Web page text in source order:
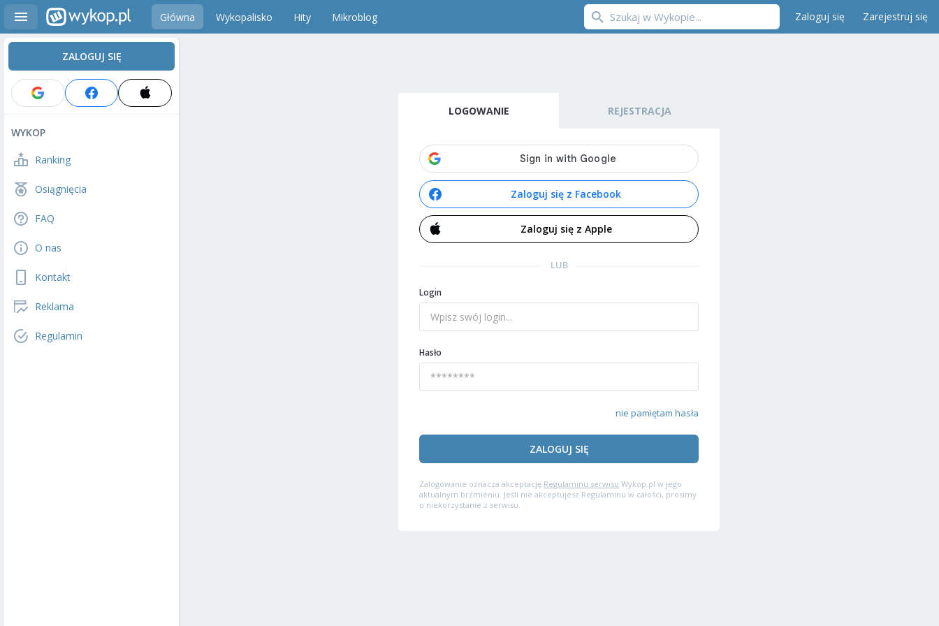
Główna Wykopalisko Hity Mikroblog Zaloguj się Zarejestruj się
ZALOGUJ SIĘ
WYKOP
Ranking
Osiągnięcia
FAQ
O nas
Kontakt
Reklama
Regulamin
LOGOWANIE REJESTRACJA
Zaloguj się z Facebook
Zaloguj się z Apple
LUB
Login
Hasło
nie pamiętam hasła
ZALOGUJ SIĘ
Zalogowanie oznacza akceptację Regulaminu serwisu Wykop.pl w jego
aktualnym brzmieniu. Jeśli nie akceptujesz Regulaminu w całości, prosimy
o niekorzystanie z serwisu.